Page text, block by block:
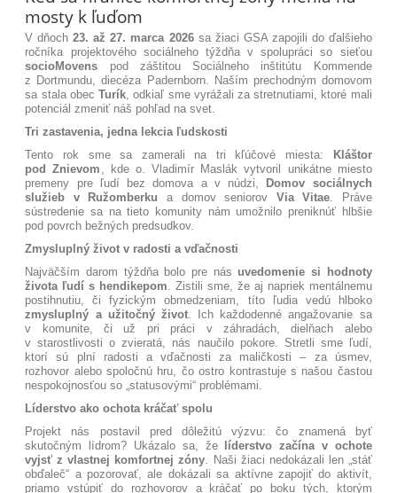
mosty k ľuďom
V dňoch23. až 27. marca 2026sa žiaci GSA zapojili do ďalšieho
ročníka projektového sociálneho týždňa v spolupráci so sieťou
socioMovens pod záštitou Sociálneho inštitútu Kommende
z Dortmundu, diecéza Padernborn. Naším prechodným domovom
sa stala obecTurík, odkiaľ sme vyrážali za stretnutiami, ktoré mali
potenciál zmeniť náš pohľad na svet.
Tri zastavenia, jedna lekcia ľudskosti
Tento rok sme sa zamerali na tri kľúčové miesta:
Kláštor
pod Znievom , kde o. Vladimír Maslák vytvoril unikátne miesto
premeny pre ľudí bez domova a v núdzi,
Domov sociálnych
služieb v Ružomberku a domov seniorov Via Vitae. Práve
sústredenie sa na tieto komunity nám umožnilo preniknúť hlbšie
pod povrch bežných predsudkov.
Zmysluplný život v radosti a vďačnosti
Najväčším darom týždňa bolo pre násuvedomenie si hodnoty
života ľudí s hendikepom. Zistili sme, že aj napriek mentálnemu
postihnutiu, či fyzickým obmedzeniam, títo ľudia vedú hlboko
zmysluplný a užitočný život. Ich každodenné angažovanie sa
v komunite, či už pri práci v záhradách, dielňach alebo
v starostlivosti o zvieratá, nás naučilo pokore. Stretli sme ľudí,
ktorí sú plní radosti a vďačnosti za maličkosti – za úsmev,
rozhovor alebo spoločnú hru, čo ostro kontrastuje s našou častou
nespokojnosťou so „statusovými“ problémami.
Líderstvo ako ochota kráčať spolu
Projekt nás postavil pred dôležitú výzvu: čo znamená byť
skutočným lídrom? Ukázalo sa, že
líderstvo začína v ochote
vyjsť z vlastnej komfortnej zóny. Naši žiaci nedokázali len „stáť
obďaleč“ a pozorovať, ale dokázali sa aktívne zapojiť do aktivít,
priamo vstúpiť do rozhovorov a kráčať po boku tých, ktorým